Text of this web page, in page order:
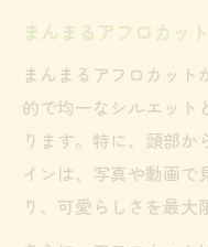
長めの耳が生む
トイプード
ット
アフロカッ
長さ
まんまるアフロカッ
まんまるアフロカッ
的で均一なシルエット
ります。特に、頭部
インは、写真や動画で
り、可愛らしさを最大